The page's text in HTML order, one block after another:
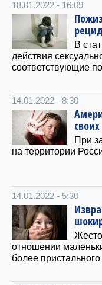
18.01.2022 - 16:09
В
действия
соответствующие
14.01.2022 - 8:30
При
на территории
14.01.2022 - 5:30
отношении
более